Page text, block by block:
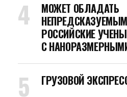
МОЖЕТ ОБЛАДАТЬ
РОССИЙСКИЕ
С
ГРУЗОВОЙ